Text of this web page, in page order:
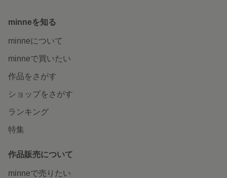
minneを知る
minneについて
minneで買いたい
作品をさがす
ショップをさがす
ランキング
特集
作品販売について
minneで売りたい